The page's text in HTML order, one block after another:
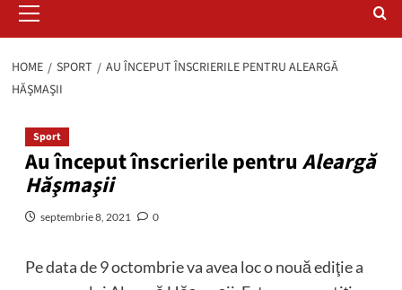
Menu
HOME SPORT
AU ÎNCEPUT ÎNSCRIERILE PENTRU ALEARGĂ
HĂŞMAŞII
Sport
Au început înscrierile pentruAleargă
Hăşmaşii
septembrie 8, 2021 0
Pe data de 9 octombrie va avea loc o nouă ediţie a